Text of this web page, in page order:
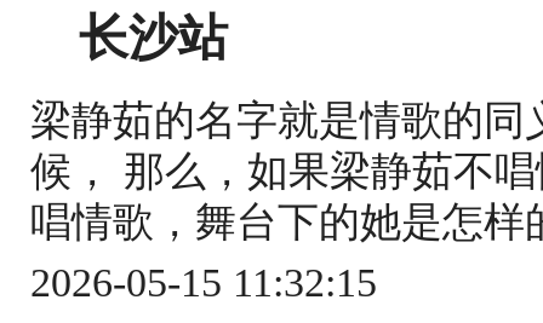
长沙站
梁静茹的名字就是情歌的
候， 那么，如果梁静茹不
唱情歌，舞台下的她是怎
2026-05-15 11:32:15